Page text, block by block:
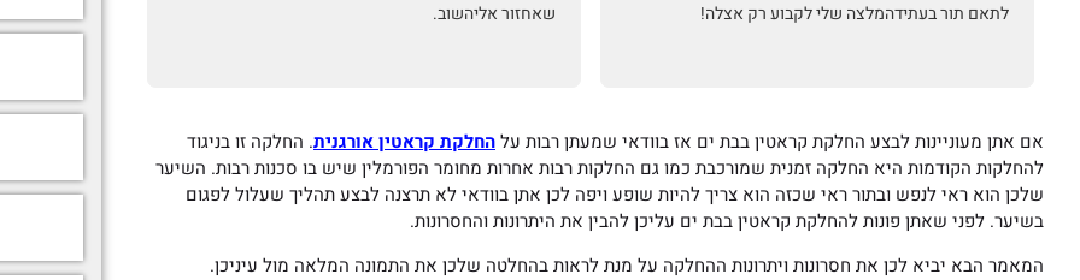
לתאם תור בעתידהמלצה שלי לקבוע רק אצלה!
שאחזור אליהשוב.
אם אתן מעוניינות לבצע החלקת קראטין בבת ים אז בוודאי שמעתן רבות עלהחלקת קראטין אורגנית. החלקה זו בניגוד
להחלקות הקודמות היא החלקה זמנית שמורכבת כמו גם החלקות רבות אחרות מחומר הפורמלין שיש בו סכנות רבות. השיער
שלכן הוא ראי לנפש ובתור ראי שכזה הוא צריך להיות שופע ויפה לכן אתן בוודאי לא תרצנה לבצע תהליך שעלול לפגום
בשיער. לפני שאתן פונות להחלקת קראטין בבת ים עליכן להבין את היתרונות והחסרונות.
המאמר הבא יביא לכן את חסרונות ויתרונות ההחלקה על מנת לראות בהחלטה שלכן את התמונה המלאה מול עיניכן.